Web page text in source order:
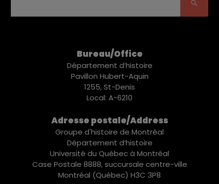
Bureau/Office
Département d’histoire
Pavillon Hubert-Aquin
1255, St-Denis
Local: A-6210
Adresse postale/Address
Groupe d'histoire de Montréal
Département d’histoire
Université du Québec à Montréal
Case Postale 8888, succursale centre-ville
Montréal (Québec) H3C 3P8